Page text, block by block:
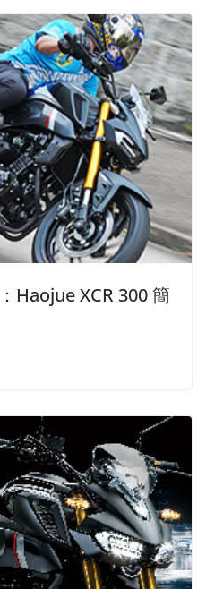
Haojue XCR 300 簡